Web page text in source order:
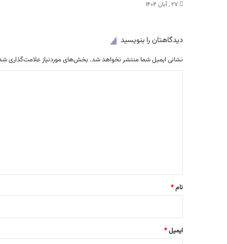
۲۷ , آبان ۱۴۰۴
دیدگاهتان را بنویسید
نشانی ایمیل شما منتشر نخواهد شد. بخش‌های موردنیاز علامت‌گذاری
نام*
ایمیل*